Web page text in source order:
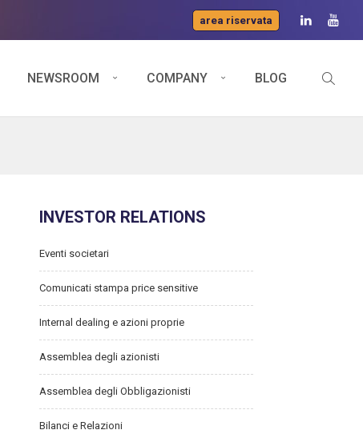
area riservata
NEWSROOM COMPANY BLOG
INVESTOR RELATIONS
Eventi societari
Comunicati stampa price sensitive
Internal dealing e azioni proprie
Assemblea degli azionisti
Assemblea degli Obbligazionisti
Bilanci e Relazioni